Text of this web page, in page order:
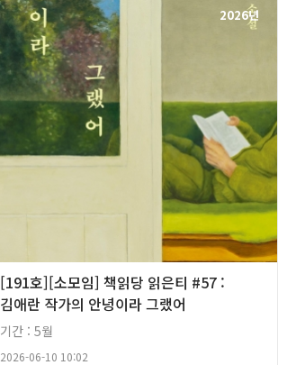
2026년
[191호][소모임] 책읽당 읽은티 #57 :
김애란 작가의 안녕이라 그랬어
기간 : 5월
2026-06-10 10:02